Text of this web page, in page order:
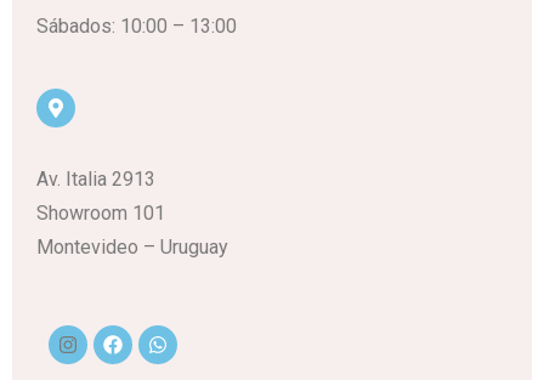
Sábados: 10:00 – 13:00
Av. Italia 2913
Showroom 101
Montevideo – Uruguay